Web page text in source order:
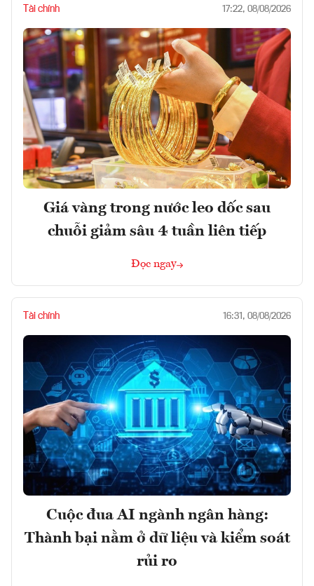
Tài chính 17:22, 08/08/2026
Giá vàng trong nước leo dốc sau
chuỗi giảm sâu 4 tuần liên tiếp
Đọc ngay
Tài chính 16:31, 08/08/2026
Cuộc đua AI ngành ngân hàng:
Thành bại nằm ở dữ liệu và kiểm soát
rủi ro